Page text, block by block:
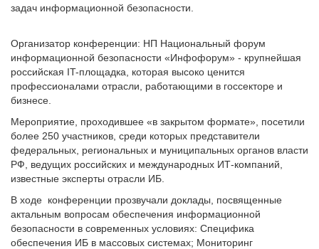
задач информационной безопасности.
Организатор конференции: НП Национальный форум
информационной безопасности «Инфофорум» - крупнейшая
российская IT-площадка, которая высоко ценится
профессионалами отрасли, работающими в госсекторе и
бизнесе.
Мероприятие, проходившее «в закрытом формате», посетили
более 250 участников, среди которых представители
федеральных, региональных и муниципальных органов власти
РФ, ведущих российских и международных ИТ-компаний,
известные эксперты отрасли ИБ.
В ходе конференции прозвучали доклады, посвященные
актальным вопросам обеспечения информационной
безопасности в современных условиях: Специфика
обеспечения ИБ в массовых системах; Мониторинг